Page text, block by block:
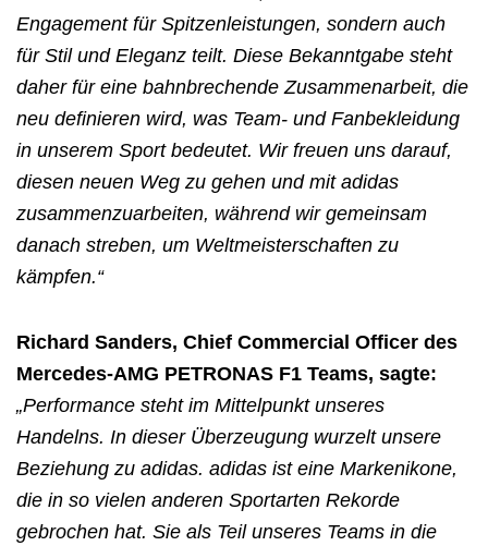
Engagement für Spitzenleistungen, sondern auch
für Stil und Eleganz teilt. Diese Bekanntgabe steht
daher für eine bahnbrechende Zusammenarbeit, die
neu definieren wird, was Team- und Fanbekleidung
in unserem Sport bedeutet. Wir freuen uns darauf,
diesen neuen Weg zu gehen und mit adidas
zusammenzuarbeiten, während wir gemeinsam
danach streben, um Weltmeisterschaften zu
kämpfen.“
Richard Sanders, Chief Commercial Officer des
Mercedes-AMG PETRONAS F1 Teams, sagte:
„Performance steht im Mittelpunkt unseres
Handelns. In dieser Überzeugung wurzelt unsere
Beziehung zu adidas. adidas ist eine Markenikone,
die in so vielen anderen Sportarten Rekorde
gebrochen hat. Sie als Teil unseres Teams in die